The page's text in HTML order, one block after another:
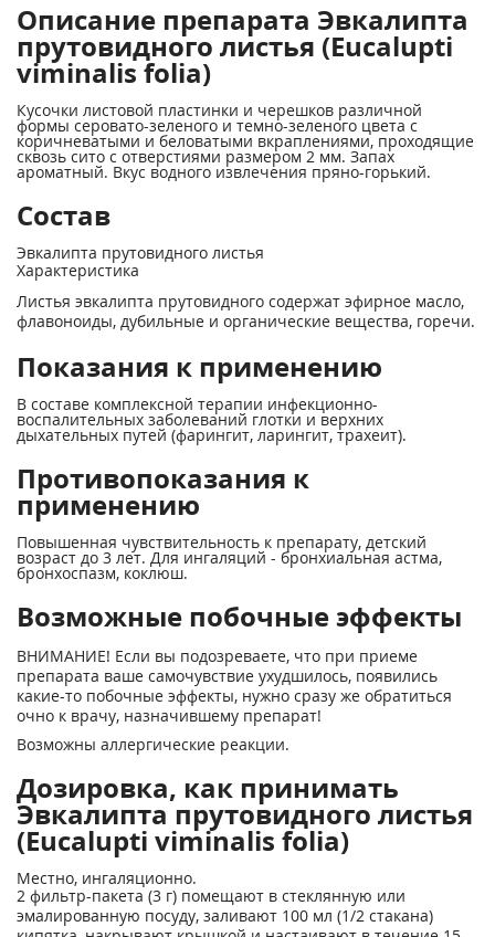
Описание препарата Эвкалипта
прутовидного листья (Eucalupti
viminalis folia)
Кусочки листовой пластинки и черешков различной
формы серовато-зеленого и темно-зеленого цвета с
коричневатыми и беловатыми вкраплениями, проходящие
сквозь сито с отверстиями размером 2 мм. Запах
ароматный. Вкус водного извлечения пряно-горький.
Состав
Эвкалипта прутовидного листья
Характеристика
Листья эвкалипта прутовидного содержат эфирное масло,
флавоноиды, дубильные и органические вещества, горечи.
Показания к применению
В составе комплексной терапии инфекционно-
воспалительных заболеваний глотки и верхних
дыхательных путей (фарингит, ларингит, трахеит).
Противопоказания к
применению
Повышенная чувствительность к препарату, детский
возраст до 3 лет. Для ингаляций - бронхиальная астма,
бронхоспазм, коклюш.
Возможные побочные эффекты
ВНИМАНИЕ! Если вы подозреваете, что при приеме
препарата ваше самочувствие ухудшилось, появились
какие-то побочные эффекты, нужно сразу же обратиться
очно к врачу, назначившему препарат!
Возможны аллергические реакции.
Дозировка, как принимать
Эвкалипта прутовидного листья
(Eucalupti viminalis folia)
Местно, ингаляционно.
2 фильтр-пакета (3 г) помещают в стеклянную или
эмалированную посуду, заливают 100 мл (1/2 стакана)